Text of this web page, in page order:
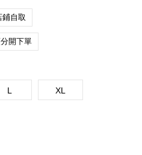
自取
開下單
L XL